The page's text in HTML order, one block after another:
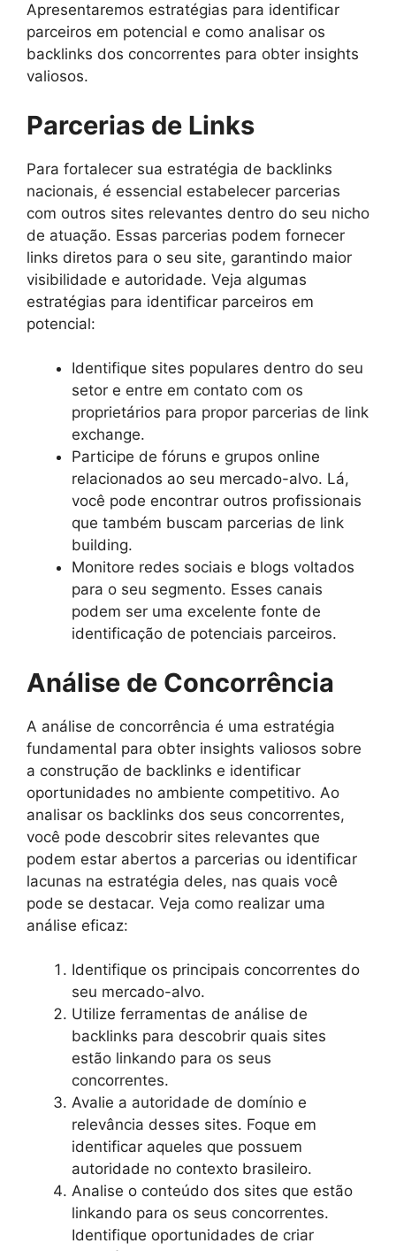
Apresentaremos estratégias para identificar
parceiros em potencial e como analisar os
backlinks dos concorrentes para obter insights
valiosos.
Parcerias de Links
Para fortalecer sua estratégia de backlinks
nacionais, é essencial estabelecer parcerias
com outros sites relevantes dentro do seu nicho
de atuação. Essas parcerias podem fornecer
links diretos para o seu site, garantindo maior
visibilidade e autoridade. Veja algumas
estratégias para identificar parceiros em
potencial:
Identifique sites populares dentro do seu
setor e entre em contato com os
proprietários para propor parcerias de link
exchange.
Participe de fóruns e grupos online
relacionados ao seu mercado-alvo. Lá,
você pode encontrar outros profissionais
que também buscam parcerias de link
building.
Monitore redes sociais e blogs voltados
para o seu segmento. Esses canais
podem ser uma excelente fonte de
identificação de potenciais parceiros.
Análise de Concorrência
A análise de concorrência é uma estratégia
fundamental para obter insights valiosos sobre
a construção de backlinks e identificar
oportunidades no ambiente competitivo. Ao
analisar os backlinks dos seus concorrentes,
você pode descobrir sites relevantes que
podem estar abertos a parcerias ou identificar
lacunas na estratégia deles, nas quais você
pode se destacar. Veja como realizar uma
análise eficaz:
Identifique os principais concorrentes do
seu mercado-alvo.
Utilize ferramentas de análise de
backlinks para descobrir quais sites
estão linkando para os seus
concorrentes.
Avalie a autoridade de domínio e
relevância desses sites. Foque em
identificar aqueles que possuem
autoridade no contexto brasileiro.
Analise o conteúdo dos sites que estão
linkando para os seus concorrentes.
Identifique oportunidades de criar